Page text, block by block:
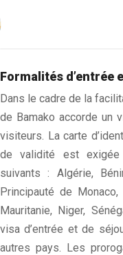
Formalités d’entrée
Dans le cadre de la
de Bamako accorde un
visiteurs. La carte
de validité est
suivants : Algérie,
Principauté de Monaco,
Mauritanie, Niger,
visa d’entrée et de
autres pays. Les